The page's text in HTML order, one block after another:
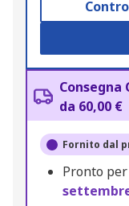
Consegna
da 60,00 €
Fornito dal
Pronto